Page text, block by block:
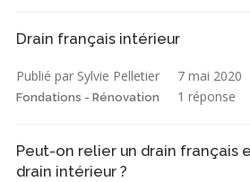
Drain français intérieur
Publié par Sylvie Pelletier 7 mai 2020
Fondations - Rénovation 1 réponse
Peut-on relier un drain français
drain intérieur ?